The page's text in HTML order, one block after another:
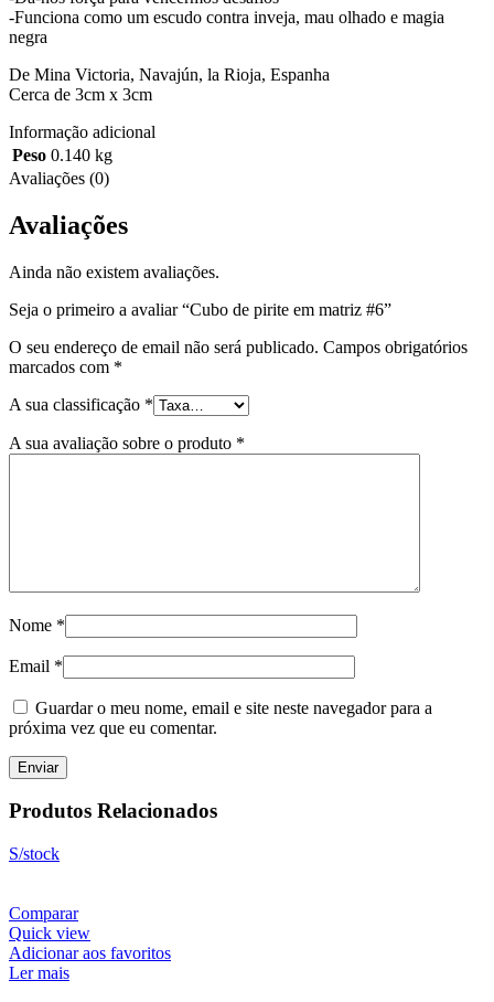
-Funciona como um escudo contra inveja, mau olhado e magia
negra
De Mina Victoria, Navajún, la Rioja, Espanha
Cerca de 3cm x 3cm
Informação adicional
Peso 0.140 kg
Avaliações (0)
Avaliações
Ainda não existem avaliações.
Seja o primeiro a avaliar “Cubo de pirite em matriz #6”
O seu endereço de email não será publicado. Campos obrigatórios
marcados com *
A sua classificação *
A sua avaliação sobre o produto *
Nome *
Email *
Guardar o meu nome, email e site neste navegador para a
próxima vez que eu comentar.
Produtos Relacionados
S/stock
Comparar
Quick view
Adicionar aos favoritos
Ler mais